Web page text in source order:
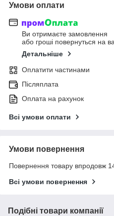
Умови оплати
Ви отримаєте замовлення
або гроші повернуться на
Детальніше
Оплатити частинами
Післяплата
Оплата на рахунок
Всі умови оплати
Умови повернення
Повернення товару впродовж
Всі умови повернення
Подібні товари компанії